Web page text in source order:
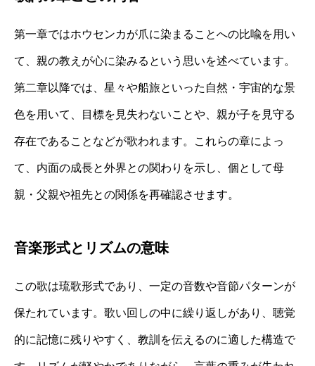
第一章ではホウセンカが爪に染まることへの比喩を用い
て、親の教えが心に染みるという思いを述べています。
第二章以降では、星々や船旅といった自然・宇宙的な景
色を用いて、目標を見失わないことや、親が子を見守る
存在であることなどが歌われます。これらの章によっ
て、内面の成長と外界との関わりを示し、個として母
親・父親や祖先との関係を再確認させます。
音楽形式とリズムの意味
この歌は琉歌形式であり、一定の音数や音節パターンが
保たれています。歌い回しの中に繰り返しがあり、聴覚
的に記憶に残りやすく、教訓を伝えるのに適した構造で